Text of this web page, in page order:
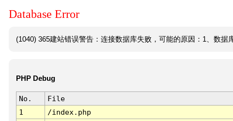
Database Error
(1040) 365建站错误警告：连接数据库失败，可能的原因：1、数据
PHP Debug
No. File
1
/index.php